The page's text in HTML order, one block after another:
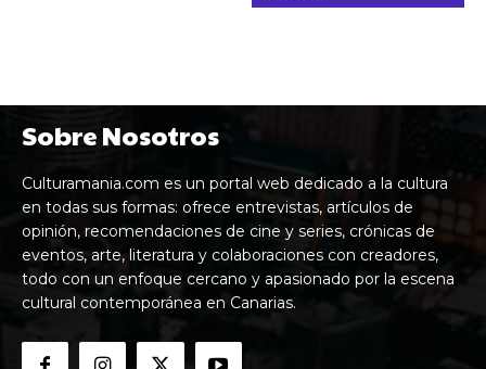
Sobre Nosotros
Culturamania.com es un portal web dedicado a la cultura
en todas sus formas: ofrece entrevistas, artículos de
opinión, recomendaciones de cine y series, crónicas de
eventos, arte, literatura y colaboraciones con creadores,
todo con un enfoque cercano y apasionado por la escena
cultural contemporánea en Canarias.